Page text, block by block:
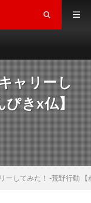
ャリーし
きx仏】
ーしてみた！ -荒野行動 【